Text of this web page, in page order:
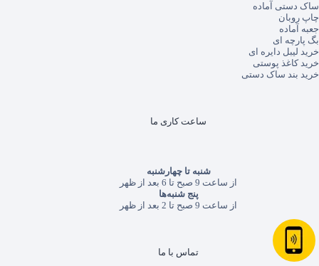
ساک دستی آماده
چاپ روبان
جعبه آماده
بگ پارچه ای
خرید لیبل دایره ای
خرید کاغذ پوستی
خرید بند ساک دستی
ساعت کاری ما
شنبه تا چهارشنبه
از ساعت 9 صبح تا 6 بعد از ظهر
پنج شنبه‌ها
از ساعت 9 صبح تا 2 بعد از ظهر
تماس با ما